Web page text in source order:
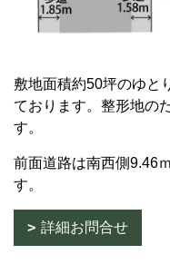
敷地面積約50坪のゆと
ております。整形地の
す。
前面道路は南西側9.46
す。
詳細お問合せ